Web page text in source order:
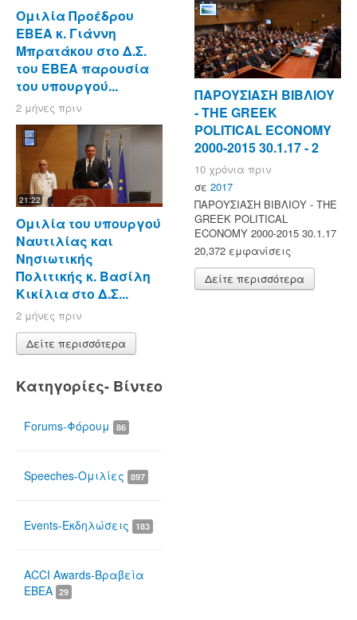
Ομιλία Προέδρου
ΕΒΕΑ κ. Γιάννη
Μπρατάκου στο Δ.Σ.
του ΕΒΕΑ παρουσία
του υπουργού...
2 μήνες πριν
21:22
Ομιλία του υπουργού
Ναυτιλίας και
Νησιωτικής
Πολιτικής κ. Βασίλη
Κικίλια στο Δ.Σ...
2 μήνες πριν
Δείτε περισσότερα
Κατηγορίες- Βίντεο
Forums-Φόρουμ 86
Speeches-Ομιλίες 897
Events-Εκδηλώσεις 183
ACCI Awards-Βραβεία
ΕΒΕΑ 29
ΠΑΡΟΥΣΙΑΣΗ ΒΙΒΛΙΟΥ
- ΤΗΕ GREEK
POLITICAL ECONOMY
2000-2015 30.1.17 - 2
10 χρόνια πριν
σε 2017
ΠΑΡΟΥΣΙΑΣΗ ΒΙΒΛΙΟΥ - ΤΗΕ
GREEK POLITICAL
ECONOMY 2000-2015 30.1.17
20,372 εμφανίσεις
Δείτε περισσότερα